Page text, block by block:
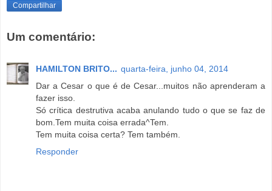
Compartilhar
Um comentário:
HAMILTON BRITO... quarta-feira, junho 04, 2014
Dar a Cesar o que é de Cesar...muitos não aprenderam a
fazer isso.
Só crítica destrutiva acaba anulando tudo o que se faz de
bom.Tem muita coisa errada^Tem.
Tem muita coisa certa? Tem também.
Responder